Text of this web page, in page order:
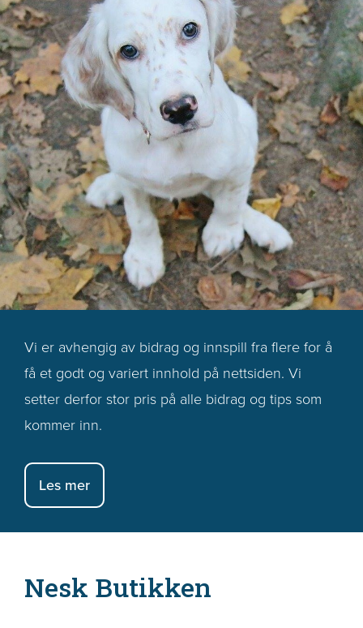
Vi er avhengig av bidrag og innspill fra flere for å
få et godt og variert innhold på nettsiden. Vi
setter derfor stor pris på alle bidrag og tips som
kommer inn.
Les mer
Nesk Butikken